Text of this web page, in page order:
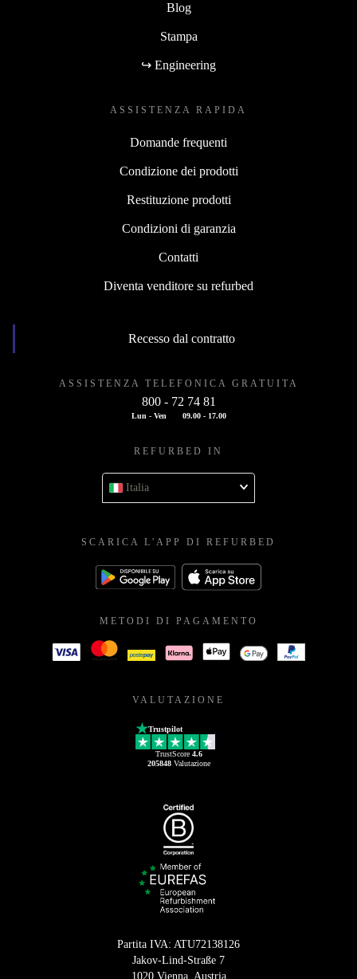
Blog
Stampa
↪ Engineering
ASSISTENZA RAPIDA
Domande frequenti
Condizione dei prodotti
Restituzione prodotti
Condizioni di garanzia
Contatti
Diventa venditore su refurbed
Recesso dal contratto
ASSISTENZA TELEFONICA GRATUITA
800 - 72 74 81
Lun - Ven 09.00 - 17.00
REFURBED IN
Italia
SCARICA L'APP DI REFURBED
METODI DI PAGAMENTO
VALUTAZIONE
Trustpilot
TrustScore 4.6
205848Valutazione
Partita IVA: ATU72138126
Jakov-Lind-Straße 7
1020 Vienna, Austria